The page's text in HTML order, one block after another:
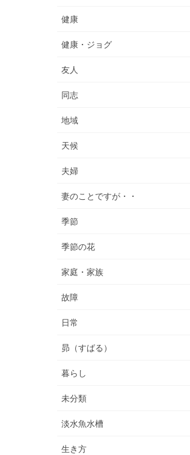
健康
健康・ジョグ
友人
同志
地域
天候
夫婦
妻のことですが・・
季節
季節の花
家庭・家族
故障
日常
昴（すばる）
暮らし
未分類
淡水魚水槽
生き方